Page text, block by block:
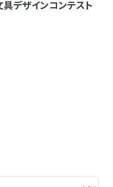
デザインコンテスト